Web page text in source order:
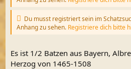
Du musst registriert sein im
Anhang zu sehen. Registriere dich bitte
Es ist 1/2 Batzen aus Bayern,
Herzog von 1465-1508